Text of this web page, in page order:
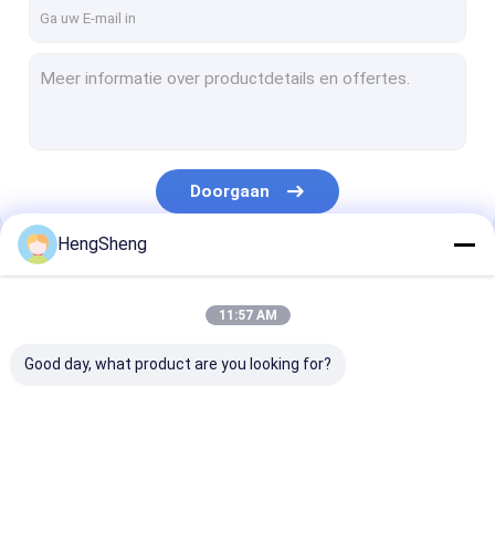
Opnieuw te gebruiken Ijszakken
Zakken van de douane de Plastic Gift
Zelfklevende Plastic Zak
Ritssluitings Plastic Zakken
Doorgaan
Onze Categorieën
HengSheng
11:57 AM
Good day, what product are you looking for?